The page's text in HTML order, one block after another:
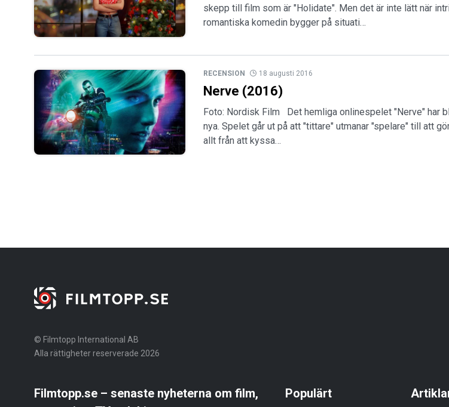
skepp till film som är "Holidate". Men det är inte lätt när
romantiska komedin bygger på situati…
RECENSION 18 augusti 2016
Nerve (2016)
Foto: Nordisk Film Det hemliga onlinespelet "Nerve" har
nya. Spelet går ut på att "tittare" utmanar "spelare" till att
allt från att kyssa…
© Filmtopp International AB
Alla rättigheter reserverade 2026
Filmtopp.se – senaste nyheterna om film,
Populärt